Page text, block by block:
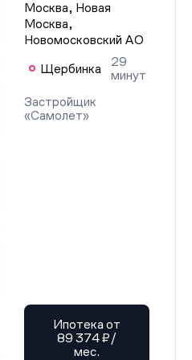
Москва, Новая
Москва,
Новомосковский АО
Щербинка
29
минут
Застройщик
«Самолет»
Ипотека от
89 374 ₽/
мес.